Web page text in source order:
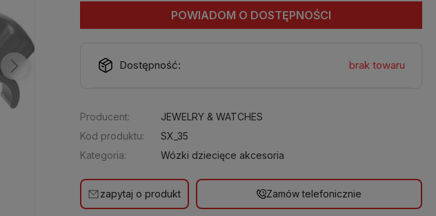
POWIADOM O DOSTĘPNOŚCI
Dostępność: brak towaru
Producent:
JEWELRY & WATCHES
Kod produktu:
SX_35
Kategoria:
Wózki dziecięce akcesoria
zapytaj o produkt Zamów telefonicznie